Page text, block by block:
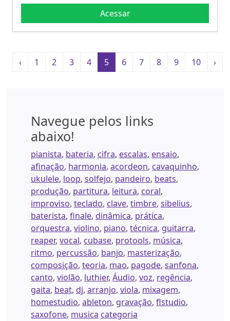
Acessar
‹ 1 2 3 4 5 6 7 8 9 10 ›
Navegue pelos links
abaixo!
pianista, bateria, cifra, escalas, ensaio,
afinação, harmonia, acordeon, cavaquinho,
ukulele, loop, solfejo, pandeiro, beats,
produção, partitura, leitura, coral,
improviso, teclado, clave, timbre, sibelius,
baterista, finale, dinâmica, prática,
orquestra, violino, piano, técnica, guitarra,
reaper, vocal, cubase, protools, música,
ritmo, percussão, banjo, masterização,
composição, teoria, mao, pagode, sanfona,
canto, violão, luthier, Áudio, voz, regência,
gaita, beat, dj, arranjo, viola, mixagem,
homestudio, ableton, gravação, flstudio,
saxofone, musica categoria